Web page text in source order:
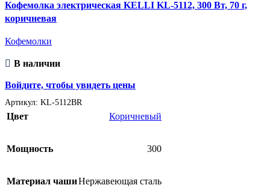
Кофемолка электрическая KELLI KL-5112, 300 Вт, 70 г,
коричневая
Кофемолки
В наличии
Войдите, чтобы увидеть цены
Артикул: KL-5112BR
Цвет Коричневый
Мощность 300
Материал чашиНержавеющая сталь